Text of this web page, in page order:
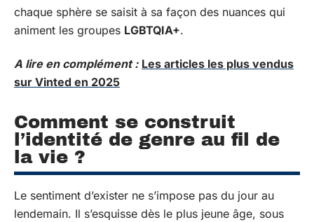
chaque sphère se saisit à sa façon des nuances qui
animent les groupes LGBTQIA+.
A lire en complément : Les articles les plus vendus
sur Vinted en 2025
Comment se construit
l’identité de genre au fil de
la vie ?
Le sentiment d’exister ne s’impose pas du jour au
lendemain. Il s’esquisse dès le plus jeune âge, sous